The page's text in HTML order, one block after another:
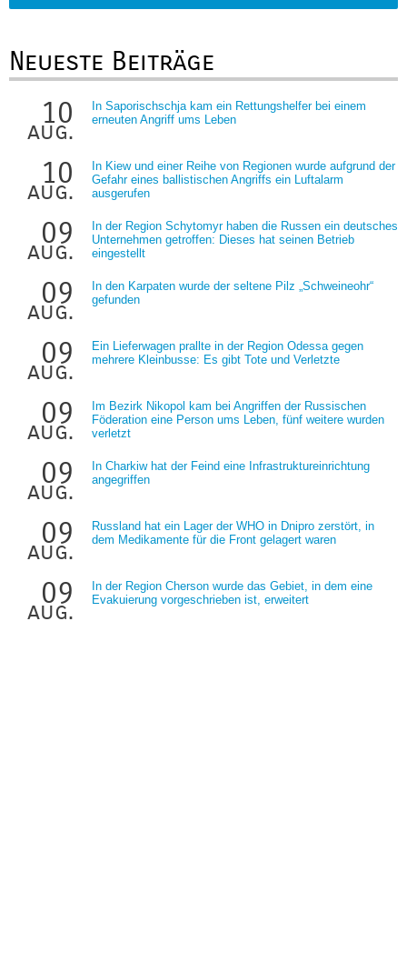
Neueste Beiträge
10
aug.
In Saporischschja kam ein Rettungshelfer bei einem
erneuten Angriff ums Leben
10
aug.
In Kiew und einer Reihe von Regionen wurde aufgrund der
Gefahr eines ballistischen Angriffs ein Luftalarm
ausgerufen
09
aug.
In der Region Schytomyr haben die Russen ein deutsches
Unternehmen getroffen: Dieses hat seinen Betrieb
eingestellt
09
aug.
In den Karpaten wurde der seltene Pilz „Schweineohr“
gefunden
09
aug.
Ein Lieferwagen prallte in der Region Odessa gegen
mehrere Kleinbusse: Es gibt Tote und Verletzte
09
aug.
Im Bezirk Nikopol kam bei Angriffen der Russischen
Föderation eine Person ums Leben, fünf weitere wurden
verletzt
09
aug.
In Charkiw hat der Feind eine Infrastruktureinrichtung
angegriffen
09
aug.
Russland hat ein Lager der WHO in Dnipro zerstört, in
dem Medikamente für die Front gelagert waren
09
aug.
In der Region Cherson wurde das Gebiet, in dem eine
Evakuierung vorgeschrieben ist, erweitert